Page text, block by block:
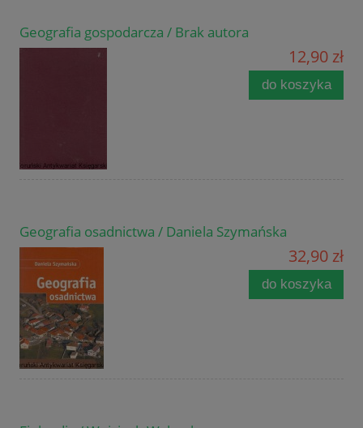
Geografia gospodarcza / Brak autora
12,90 zł
do koszyka
Geografia osadnictwa / Daniela Szymańska
32,90 zł
do koszyka